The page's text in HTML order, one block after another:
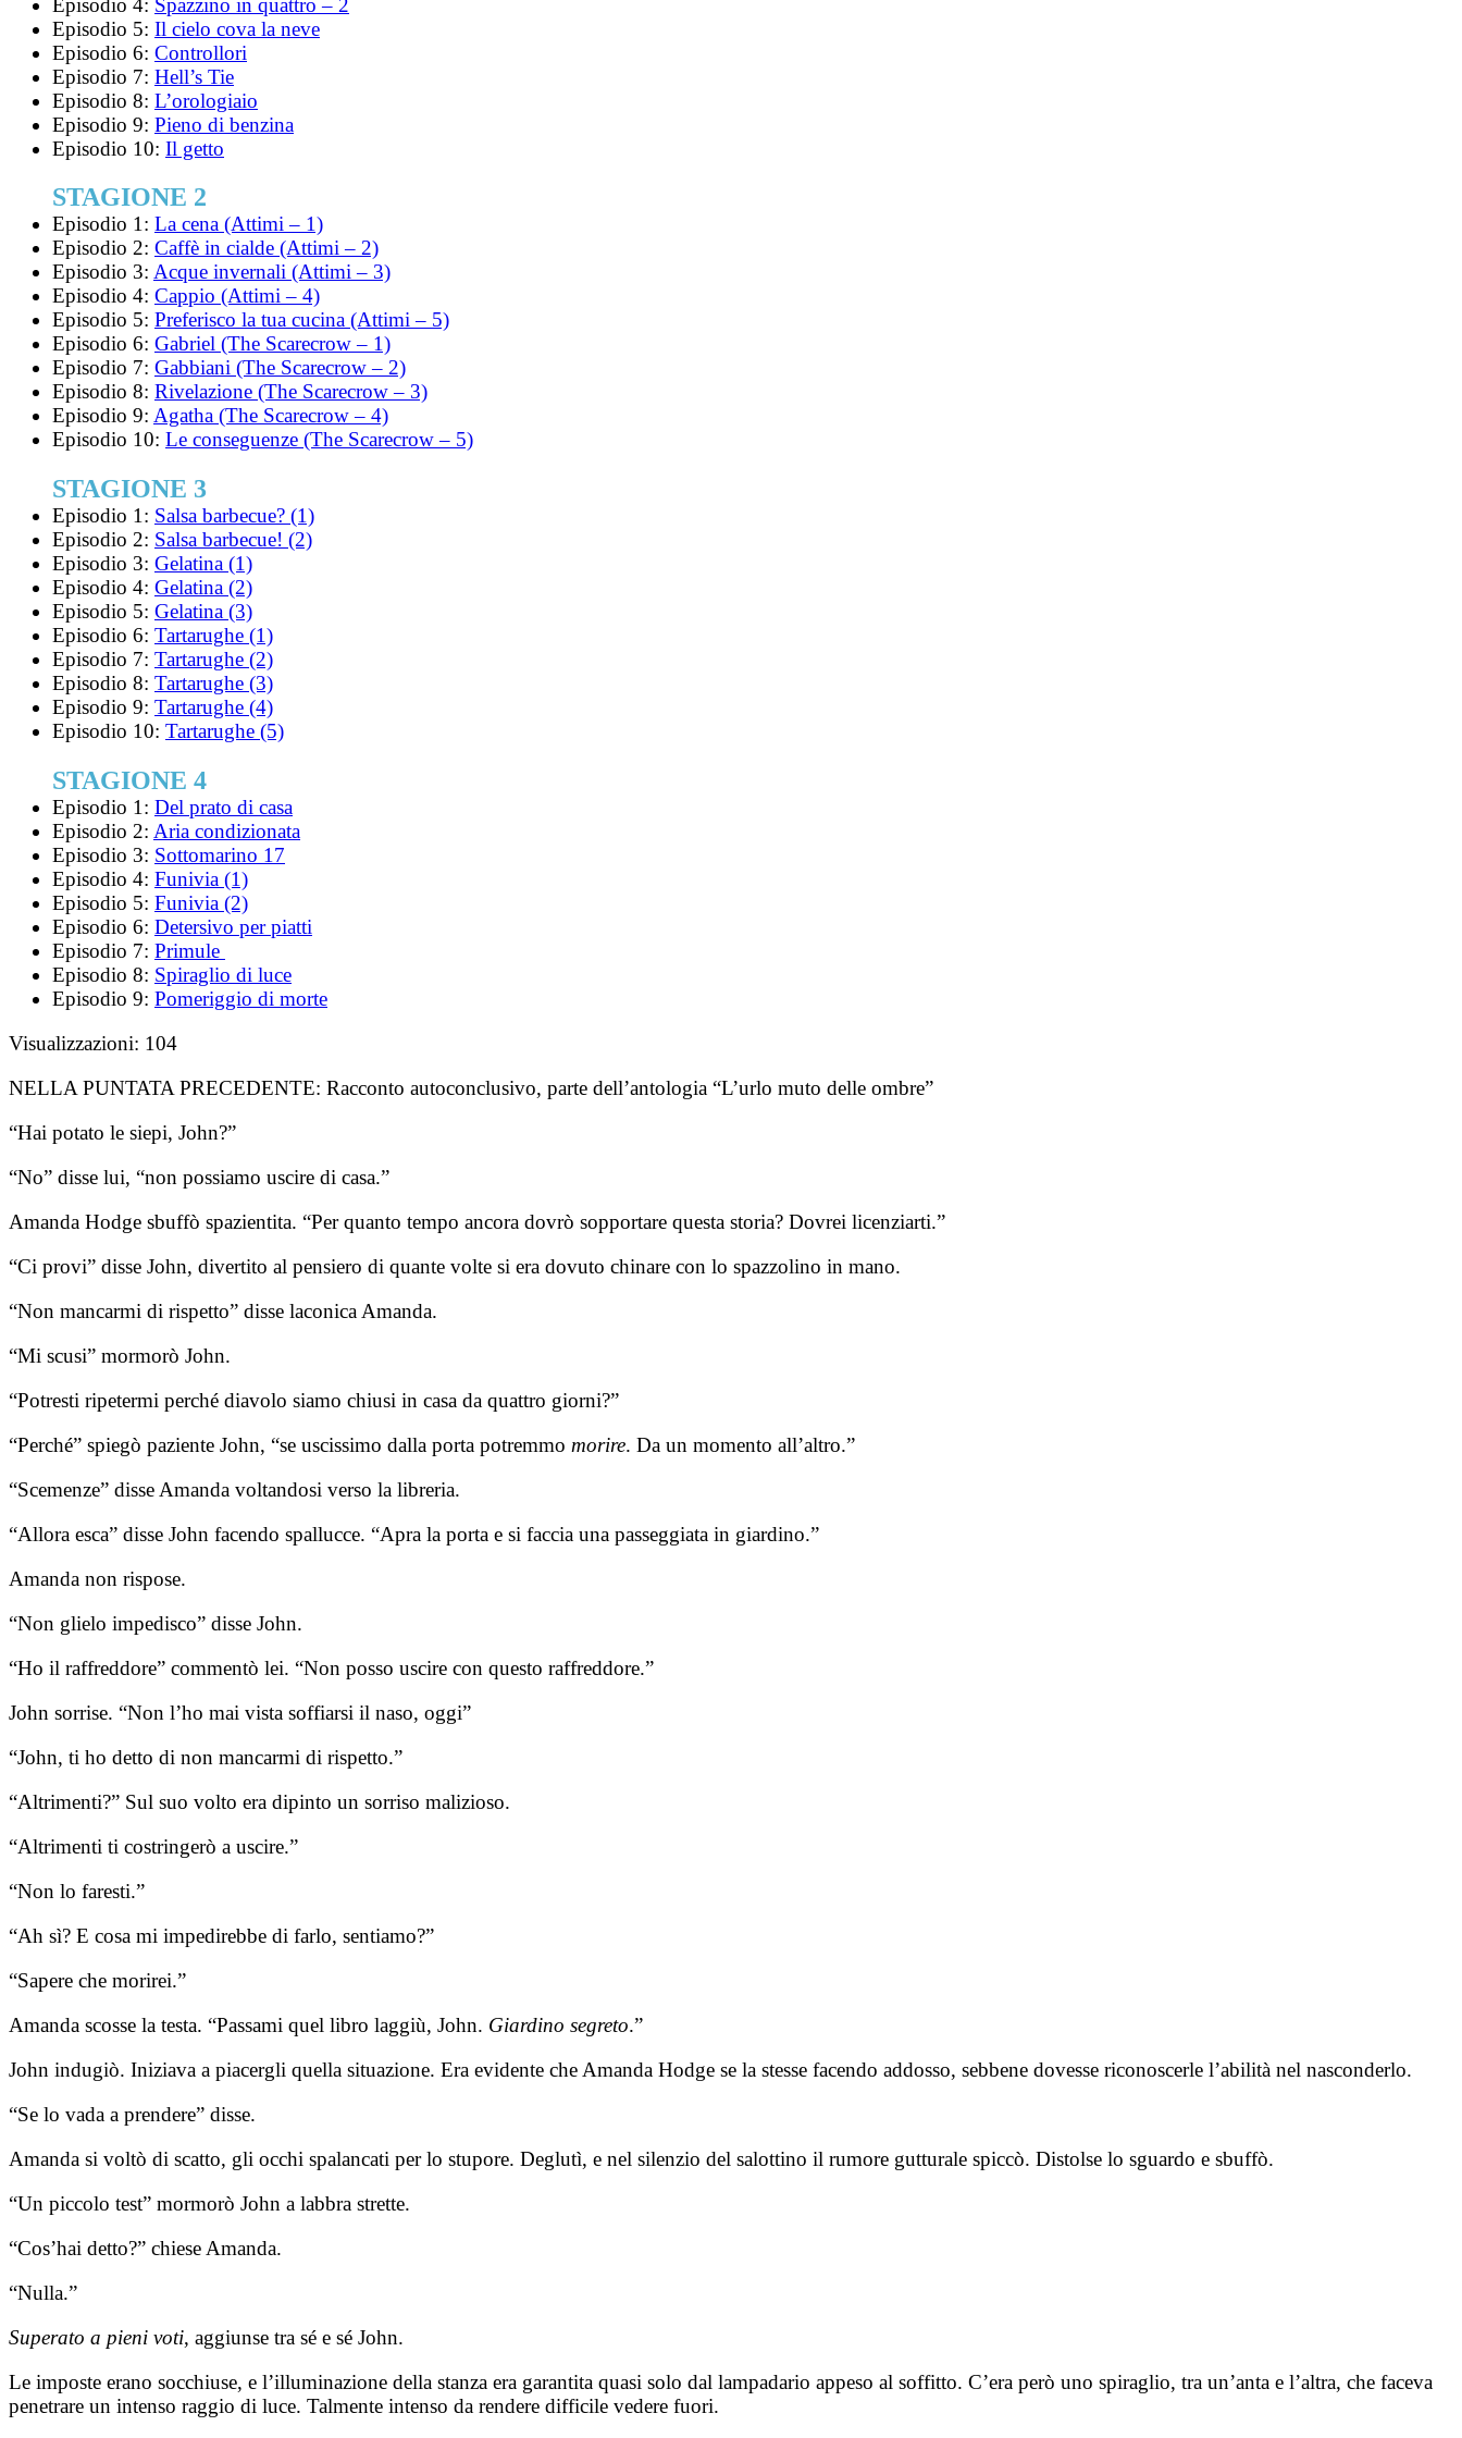
Episodio 5: Il cielo cova la neve
Episodio 6: Controllori
Episodio 7: Hell’s Tie
Episodio 8: L’orologiaio
Episodio 9: Pieno di benzina
Episodio 10: Il getto
STAGIONE 2
Episodio 1: La cena (Attimi – 1)
Episodio 2: Caffè in cialde (Attimi – 2)
Episodio 3: Acque invernali (Attimi – 3)
Episodio 4: Cappio (Attimi – 4)
Episodio 5: Preferisco la tua cucina (Attimi – 5)
Episodio 6: Gabriel (The Scarecrow – 1)
Episodio 7: Gabbiani (The Scarecrow – 2)
Episodio 8: Rivelazione (The Scarecrow – 3)
Episodio 9: Agatha (The Scarecrow – 4)
Episodio 10: Le conseguenze (The Scarecrow – 5)
STAGIONE 3
Episodio 1: Salsa barbecue? (1)
Episodio 2: Salsa barbecue! (2)
Episodio 3: Gelatina (1)
Episodio 4: Gelatina (2)
Episodio 5: Gelatina (3)
Episodio 6: Tartarughe (1)
Episodio 7: Tartarughe (2)
Episodio 8: Tartarughe (3)
Episodio 9: Tartarughe (4)
Episodio 10: Tartarughe (5)
STAGIONE 4
Episodio 1: Del prato di casa
Episodio 2: Aria condizionata
Episodio 3: Sottomarino 17
Episodio 4: Funivia (1)
Episodio 5: Funivia (2)
Episodio 6: Detersivo per piatti
Episodio 7: Primule
Episodio 8: Spiraglio di luce
Episodio 9: Pomeriggio di morte
Visualizzazioni: 104
NELLA PUNTATA PRECEDENTE: Racconto autoconclusivo, parte dell’antologia “L’urlo muto delle ombre”
“Hai potato le siepi, John?”
“No” disse lui, “non possiamo uscire di casa.”
Amanda Hodge sbuffò spazientita. “Per quanto tempo ancora dovrò sopportare questa storia? Dovrei licenziarti.”
“Ci provi” disse John, divertito al pensiero di quante volte si era dovuto chinare con lo spazzolino in mano.
“Non mancarmi di rispetto” disse laconica Amanda.
“Mi scusi” mormorò John.
“Potresti ripetermi perché diavolo siamo chiusi in casa da quattro giorni?”
“Perché” spiegò paziente John, “se uscissimo dalla porta potremmo morire. Da un momento all’altro.”
“Scemenze” disse Amanda voltandosi verso la libreria.
“Allora esca” disse John facendo spallucce. “Apra la porta e si faccia una passeggiata in giardino.”
Amanda non rispose.
“Non glielo impedisco” disse John.
“Ho il raffreddore” commentò lei. “Non posso uscire con questo raffreddore.”
John sorrise. “Non l’ho mai vista soffiarsi il naso, oggi”
“John, ti ho detto di non mancarmi di rispetto.”
“Altrimenti?” Sul suo volto era dipinto un sorriso malizioso.
“Altrimenti ti costringerò a uscire.”
“Non lo faresti.”
“Ah sì? E cosa mi impedirebbe di farlo, sentiamo?”
“Sapere che morirei.”
Amanda scosse la testa. “Passami quel libro laggiù, John. Giardino segreto.”
John indugiò. Iniziava a piacergli quella situazione. Era evidente che Amanda Hodge se la stesse facendo addosso, sebbene dovesse riconoscerle l’abilità nel nasconderlo.
“Se lo vada a prendere” disse.
Amanda si voltò di scatto, gli occhi spalancati per lo stupore. Deglutì, e nel silenzio del salottino il rumore gutturale spiccò. Distolse lo sguardo e sbuffò.
“Un piccolo test” mormorò John a labbra strette.
“Cos’hai detto?” chiese Amanda.
“Nulla.”
Superato a pieni voti, aggiunse tra sé e sé John.
Le imposte erano socchiuse, e l’illuminazione della stanza era garantita quasi solo dal lampadario appeso al soffitto. C’era però uno spiraglio, tra un’anta e l’altra, che faceva
penetrare un intenso raggio di luce. Talmente intenso da rendere difficile vedere fuori.